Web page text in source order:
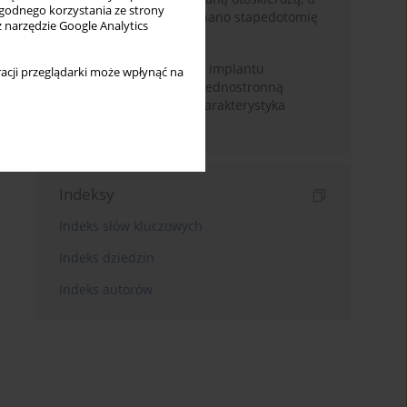
korzystania ze strony
Google Analytics
przeglądarki może wpłynąć na
których wcześniej wykonano stapedotomię
lub stapedektomię
Skuteczność stosowania implantu
ślimakowego u dzieci z jednostronną
głuchotą – przegląd i charakterystyka
Indeksy
Indeks słów kluczowych
Indeks dziedzin
Indeks autorów